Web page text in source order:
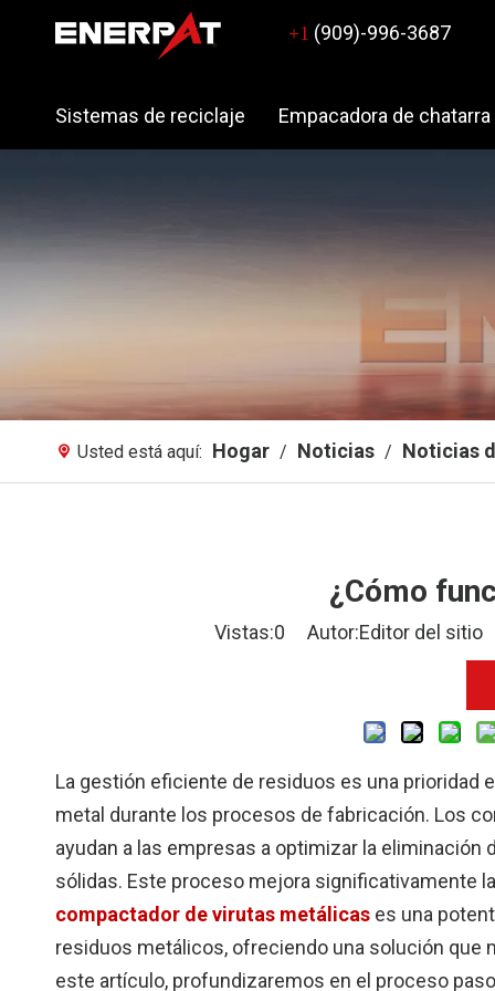
+1 (909)-996-3687
Sistemas de reciclaje Empacadora de chatarra
Usted está aquí: Hogar / Noticias / Noticias
¿Cómo
Vistas:0 Autor:Editor del
La gestión eficiente de residuos es una prioridad
metal durante los procesos de fabricación. Los
ayudan a las empresas a optimizar la
sólidas. Este proceso mejora significativamente
compactador de virutas metálicas es una
residuos metálicos, ofreciendo una solución que
este artículo, profundizaremos en el proceso